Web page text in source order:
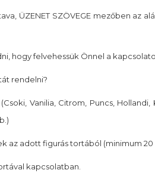
ÜZENET SZÖVEGE mezőben az
hogy felvehessük Önnel a
rendelni?
Vanilia, Citrom, Puncs, Hollandi,
az adott figurás tortából (minimum 20
kapcsolatban.